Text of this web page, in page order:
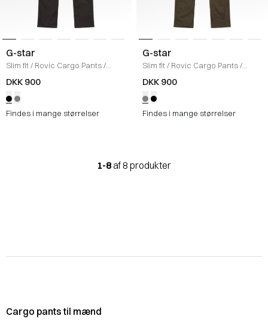
G-star
Slim fit/ Rovic Cargo Pants/
RAVEN
DKK 900
Findes i mange størrelser
G-star
Slim fit/ Rovic Cargo Pants/
GREY
DKK 900
Findes i mange størrelser
1-8 af 8 produkter
Cargo pants til mænd